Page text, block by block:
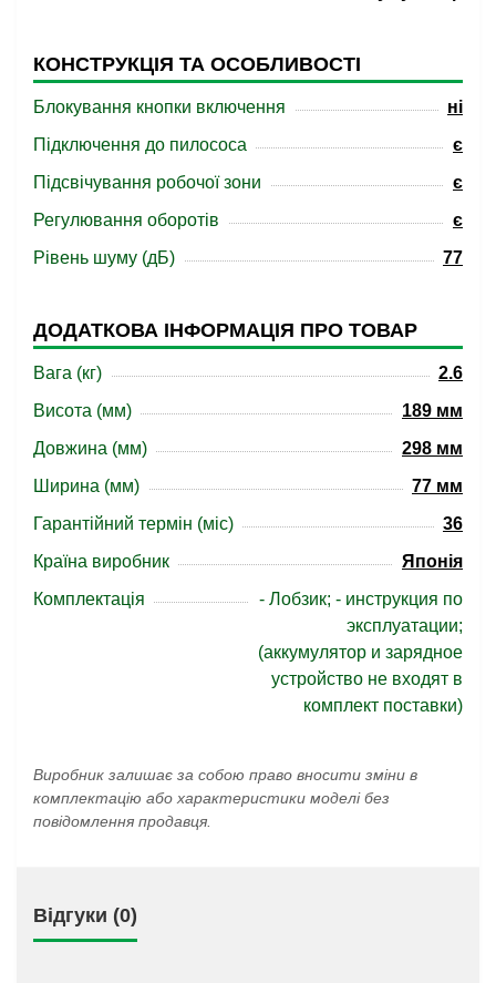
КОНСТРУКЦІЯ ТА ОСОБЛИВОСТІ
Блокування кнопки включення
ні
Підключення до пилососа
є
Підсвічування робочої зони
є
Регулювання оборотів
є
Рівень шуму (дБ)
77
ДОДАТКОВА ІНФОРМАЦІЯ ПРО ТОВАР
Вага (кг)
2.6
Висота (мм)
189 мм
Довжина (мм)
298 мм
Ширина (мм)
77 мм
Гарантійний термін (міс)
36
Країна виробник
Японія
Комплектація
- Лобзик; - инструкция по
эксплуатации;
(аккумулятор и зарядное
устройство не входят в
комплект поставки)
Виробник залишає за собою право вносити зміни в
комплектацію або характеристики моделі без
повідомлення продавця.
Відгуки (0)